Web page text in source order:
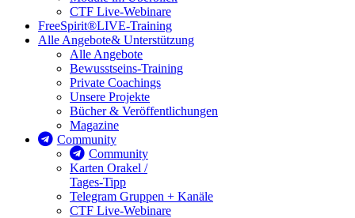
CTF Live-Webinare
FreeSpirit®LIVE-Training
Alle Angebote& Unterstützung
Alle Angebote
Bewusstseins-Training
Private Coachings
Unsere Projekte
Bücher & Veröffentlichungen
Magazine
Community
Community
Karten Orakel /
Tages-Tipp
Telegram Gruppen + Kanäle
CTF Live-Webinare